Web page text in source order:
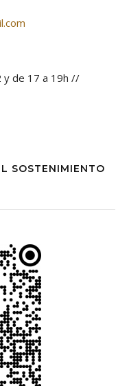
y de 17 a 19h //
SOSTENIMIENTO